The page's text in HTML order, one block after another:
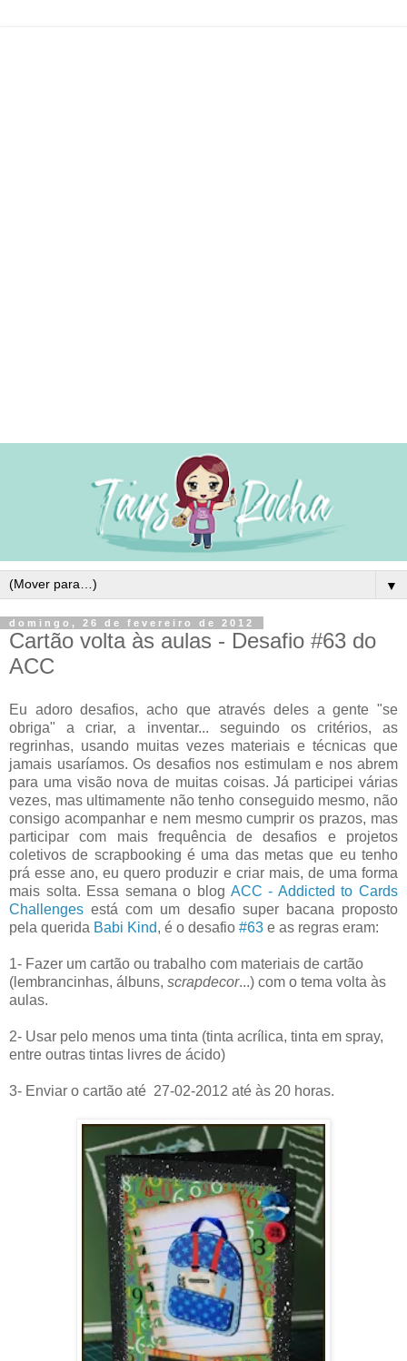
▼
domingo, 26 de fevereiro de 2012
Cartão volta às aulas - Desafio #63 do
ACC
Eu adoro desafios, acho que através deles a gente "se
obriga" a criar, a inventar... seguindo os critérios, as
regrinhas, usando muitas vezes materiais e técnicas que
jamais usaríamos. Os desafios nos estimulam e nos abrem
para uma visão nova de muitas coisas. Já participei várias
vezes, mas ultimamente não tenho conseguido mesmo, não
consigo acompanhar e nem mesmo cumprir os prazos, mas
participar com mais frequência de desafios e projetos
coletivos de scrapbooking é uma das metas que eu tenho
prá esse ano, eu quero produzir e criar mais, de uma forma
mais solta. Essa semana o blog ACC - Addicted to Cards
Challenges está com um desafio super bacana proposto
pela querida Babi Kind, é o desafio #63 e as regras eram:
1- Fazer um cartão ou trabalho com materiais de cartão
(lembrancinhas, álbuns, scrapdecor...) com o tema volta às
aulas.
2- Usar pelo menos uma tinta (tinta acrílica, tinta em spray,
entre outras tintas livres de ácido)
3- Enviar o cartão até 27-02-2012 até às 20 horas.